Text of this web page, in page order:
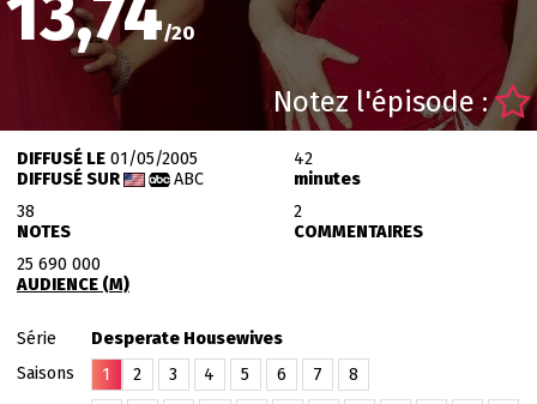
/20
Notez l'épisode :
DIFFUSÉ LE01/05/2005
DIFFUSÉ SUR
ABC
42
minutes
38
NOTES
2
COMMENTAIRES
25 690 000
AUDIENCE (M)
Série
Desperate Housewives
Saisons
1 2 3 4 5 6 7 8